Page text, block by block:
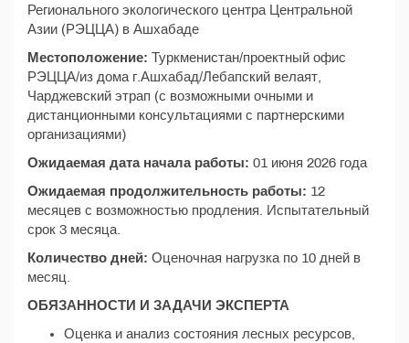
Регионального экологического центра Центральной
Азии (РЭЦЦА) в Ашхабаде
Местоположение: Туркменистан/проектный офис
РЭЦЦА/из дома г.Ашхабад/Лебапский велаят,
Чарджевский этрап (с возможными очными и
дистанционными консультациями с партнерскими
организациями)
Ожидаемая дата начала работы: 01 июня 2026 года
Ожидаемая продолжительность работы: 12
месяцев с возможностью продления. Испытательный
срок 3 месяца.
Количество дней: Оценочная нагрузка по 10 дней в
месяц.
ОБЯЗАННОСТИ И ЗАДАЧИ ЭКСПЕРТА
Оценка и анализ состояния лесных ресурсов,